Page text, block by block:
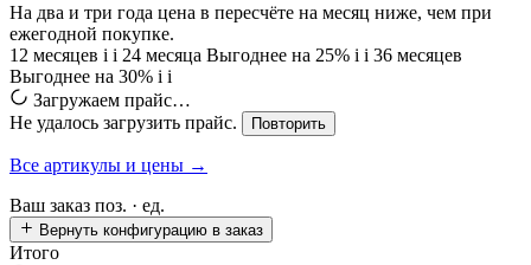
На два и три года цена в пересчёте на месяц ниже, чем при
ежегодной покупке.
12 месяцев i i 24 месяца Выгоднее на 25% i i 36 месяцев
Выгоднее на 30% i i
Загружаем прайс…
Не удалось загрузить прайс.
Повторить
Все артикулы и цены →
Ваш заказ поз. · ед.
Вернуть конфигурацию в заказ
Итого